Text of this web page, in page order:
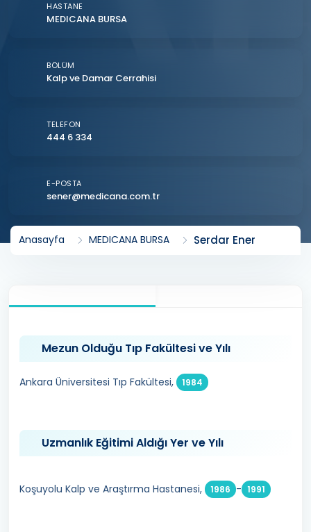
HASTANE
MEDICANA BURSA
BÖLÜM
Kalp ve Damar Cerrahisi
TELEFON
444 6 334
E-POSTA
sener@medicana.com.tr
Anasayfa MEDICANA BURSA Serdar Ener
Mezun Olduğu Tıp Fakültesi ve Yılı
Ankara Üniversitesi Tıp Fakültesi, 1984
Uzmanlık Eğitimi Aldığı Yer ve Yılı
Koşuyolu Kalp ve Araştırma Hastanesi, 1986 - 1991